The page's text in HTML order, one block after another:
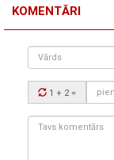
KOMENTĀRI
Vārds
Drošības
kods:
1 + 2=
Tavs